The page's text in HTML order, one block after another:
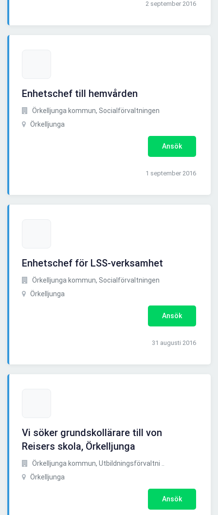
2 september 2016
Enhetschef till hemvården
Örkelljunga kommun, Socialförvaltningen
Örkelljunga
Ansök
1 september 2016
Enhetschef för LSS-verksamhet
Örkelljunga kommun, Socialförvaltningen
Örkelljunga
Ansök
31 augusti 2016
Vi söker grundskollärare till von
Reisers skola, Örkelljunga
Örkelljunga kommun, Utbildningsförvaltni ..
Örkelljunga
Ansök